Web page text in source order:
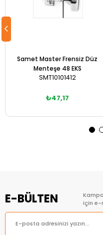
Samet Master Frensiz Düz
Menteşe 48 EKS
SMT10101412
₺47,17
E-BÜLTEN
için e-